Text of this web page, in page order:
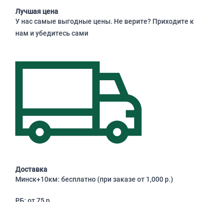
Лучшая цена
У нас самые выгодные цены. Не верите? Приходите к
нам и убедитесь сами
Доставка
Минск+10км: бесплатно (при заказе от 1,000 р.)
РБ: от 75 р.